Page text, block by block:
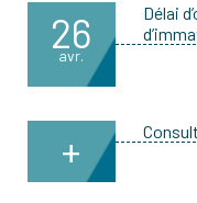
26
avr.
Délai
+